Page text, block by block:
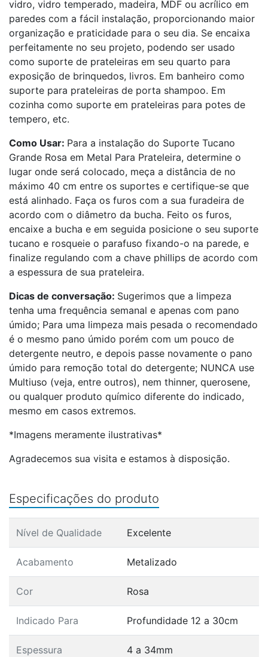
vidro, vidro temperado, madeira, MDF ou acrílico em
paredes com a fácil instalação, proporcionando maior
organização e praticidade para o seu dia. Se encaixa
perfeitamente no seu projeto, podendo ser usado
como suporte de prateleiras em seu quarto para
exposição de brinquedos, livros. Em banheiro como
suporte para prateleiras de porta shampoo. Em
cozinha como suporte em prateleiras para potes de
tempero, etc.
Como Usar: Para a instalação do Suporte Tucano
Grande Rosa em Metal Para Prateleira, determine o
lugar onde será colocado, meça a distância de no
máximo 40 cm entre os suportes e certifique-se que
está alinhado. Faça os furos com a sua furadeira de
acordo com o diâmetro da bucha. Feito os furos,
encaixe a bucha e em seguida posicione o seu suporte
tucano e rosqueie o parafuso fixando-o na parede, e
finalize regulando com a chave phillips de acordo com
a espessura de sua prateleira.
Dicas de conversação: Sugerimos que a limpeza
tenha uma frequência semanal e apenas com pano
úmido; Para uma limpeza mais pesada o recomendado
é o mesmo pano úmido porém com um pouco de
detergente neutro, e depois passe novamente o pano
úmido para remoção total do detergente; NUNCA use
Multiuso (veja, entre outros), nem thinner, querosene,
ou qualquer produto químico diferente do indicado,
mesmo em casos extremos.
*Imagens meramente ilustrativas*
Agradecemos sua visita e estamos à disposição.
Especificações do produto
Nível de Qualidade Excelente
Acabamento Metalizado
Cor Rosa
Indicado Para Profundidade 12 a 30cm
Espessura 4 a 34mm